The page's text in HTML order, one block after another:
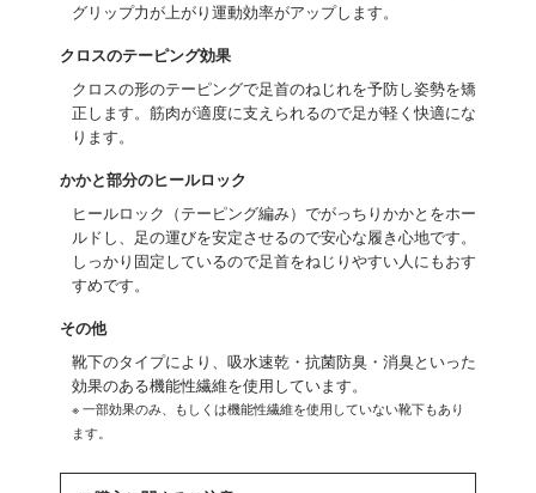
グリップ力が上がり運動効率がアップします。
クロスのテーピング効果
クロスの形のテーピングで足首のねじれを予防し姿勢を矯
正します。筋肉が適度に支えられるので足が軽く快適にな
ります。
かかと部分のヒールロック
ヒールロック（テーピング編み）でがっちりかかとをホー
ルドし、足の運びを安定させるので安心な履き心地です。
しっかり固定しているので足首をねじりやすい人にもおす
すめです。
その他
靴下のタイプにより、吸水速乾・抗菌防臭・消臭といった
効果のある機能性繊維を使用しています。
※ 一部効果のみ、もしくは機能性繊維を使用していない靴下もあり
ます。